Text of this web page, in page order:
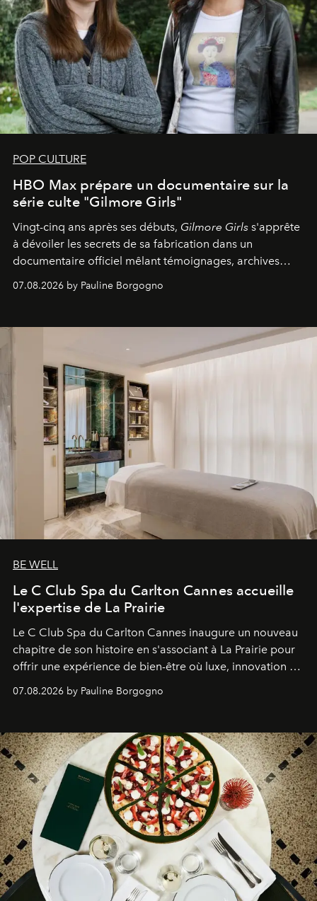
POP CULTURE
HBO Max prépare un documentaire sur la
série culte "Gilmore Girls"
Vingt-cinq ans après ses débuts, Gilmore Girls s'apprête
à dévoiler les secrets de sa fabrication dans un
documentaire officiel mêlant témoignages, archives
générationnel.
07.08.2026 by Pauline Borgogno
BE WELL
Le C Club Spa du Carlton Cannes accueille
l'expertise de La Prairie
Le C Club Spa du Carlton Cannes inaugure un nouveau
chapitre de son histoire en s'associant à La Prairie pour
offrir une expérience de bien-être où luxe, innovation et
07.08.2026 by Pauline Borgogno